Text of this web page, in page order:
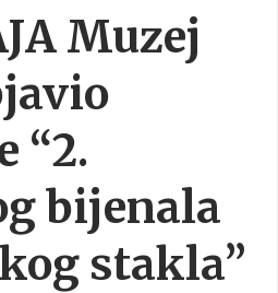
Muzej
“2.
bijenala
stakla”